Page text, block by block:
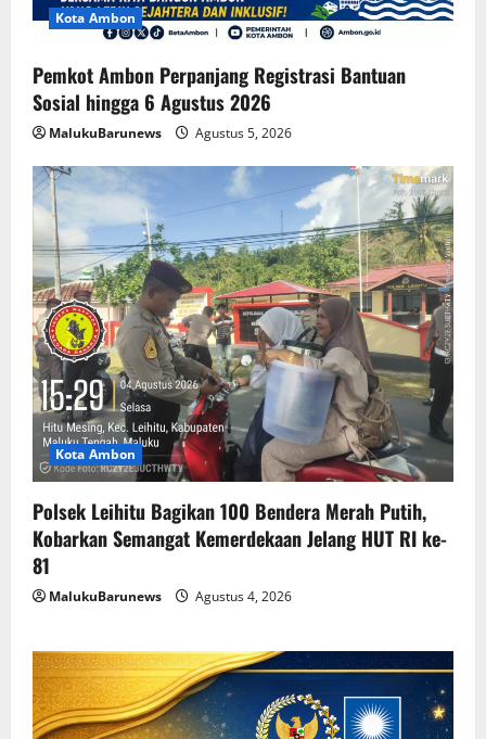
Kota Ambon
Pemkot Ambon Perpanjang Registrasi Bantuan
Sosial hingga 6 Agustus 2026
MalukuBarunews Agustus 5, 2026
Kota Ambon
Polsek Leihitu Bagikan 100 Bendera Merah Putih,
Kobarkan Semangat Kemerdekaan Jelang HUT RI ke-
81
MalukuBarunews Agustus 4, 2026